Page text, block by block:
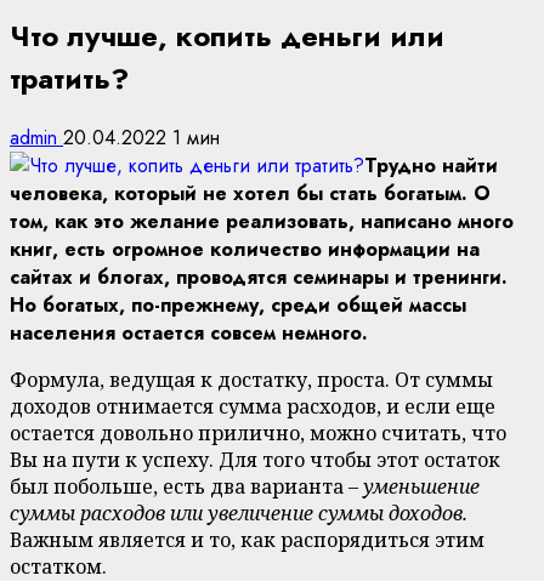
Что лучше, копить деньги или
тратить?
admin 20.04.2022 1 мин
Трудно найти
человека, который не хотел бы стать богатым. О
том, как это желание реализовать, написано много
книг, есть огромное количество информации на
сайтах и блогах, проводятся семинары и тренинги.
Но богатых, по-прежнему, среди общей массы
населения остается совсем немного.
Формула, ведущая к достатку, проста. От суммы
доходов отнимается сумма расходов, и если еще
остается довольно прилично, можно считать, что
Вы на пути к успеху. Для того чтобы этот остаток
был побольше, есть два варианта –уменьшение
суммы расходов или увеличение суммы доходов.
Важным является и то, как распорядиться этим
остатком.